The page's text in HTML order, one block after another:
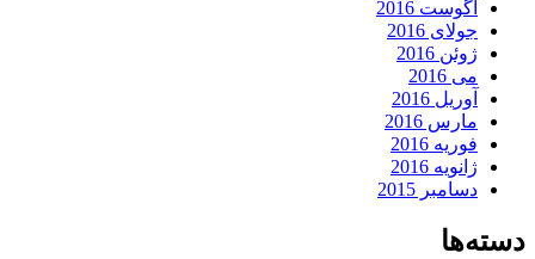
آگوست 2016
جولای 2016
ژوئن 2016
می 2016
آوریل 2016
مارس 2016
فوریه 2016
ژانویه 2016
دسامبر 2015
دسته‌ها